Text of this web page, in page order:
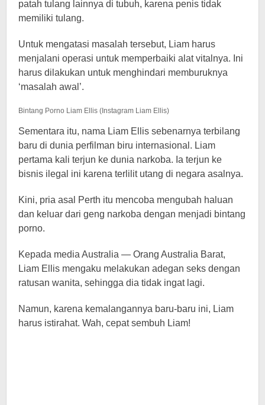
patah tulang lainnya di tubuh, karena penis tidak
memiliki tulang.
Untuk mengatasi masalah tersebut, Liam harus
menjalani operasi untuk memperbaiki alat vitalnya. Ini
harus dilakukan untuk menghindari memburuknya
‘masalah awal’.
Bintang Porno Liam Ellis (Instagram Liam Ellis)
Sementara itu, nama Liam Ellis sebenarnya terbilang
baru di dunia perfilman biru internasional. Liam
pertama kali terjun ke dunia narkoba. Ia terjun ke
bisnis ilegal ini karena terlilit utang di negara asalnya.
Kini, pria asal Perth itu mencoba mengubah haluan
dan keluar dari geng narkoba dengan menjadi bintang
porno.
Kepada media Australia — Orang Australia Barat,
Liam Ellis mengaku melakukan adegan seks dengan
ratusan wanita, sehingga dia tidak ingat lagi.
Namun, karena kemalangannya baru-baru ini, Liam
harus istirahat. Wah, cepat sembuh Liam!